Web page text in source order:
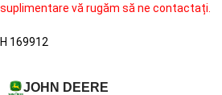
suplimentare vă rugăm să ne contactați.
H 169912
JOHN DEERE